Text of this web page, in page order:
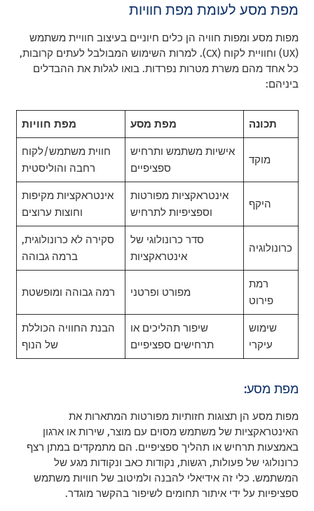
מפת מסע לעומת מפת חוויות
מפות מסע ומפות חוויה הן כלים חיוניים בעיצוב חוויית משתמש
(UX) וחוויית לקוח (CX). למרות השימוש המבולבל לעתים קרובות,
כל אחד מהם משרת מטרות נפרדות. בואו לגלות את ההבדלים
ביניהם:
תכונה מפת מסע מפת חוויות
מוקד
אישיות משתמש ותרחיש
ספציפיים
חווית משתמש/לקוח
רחבה והוליסטית
היקף
אינטראקציות מפורטות
וספציפיות לתרחיש
אינטראקציות מקיפות
וחוצות ערוצים
כרונולוגיה
סדר כרונולוגי של
אינטראקציות
סקירה לא כרונולוגית,
ברמה גבוהה
רמת
פירוט
מפורט ופרטני רמה גבוהה ומופשטת
שימוש
עיקרי
שיפור תהליכים או
תרחישים ספציפיים
הבנת החוויה הכוללת
של הנוף
מפת מסע:
מפות מסע הן תצוגות חזותיות מפורטות המתארות את
האינטראקציות של משתמש מסוים עם מוצר, שירות או ארגון
באמצעות תרחיש או תהליך ספציפיים. הם מתמקדים במתן רצף
כרונולוגי של פעולות, רגשות, נקודות כאב ונקודות מגע של
המשתמש. כלי זה אידיאלי להבנה ולמיטוב של חוויות משתמש
ספציפיות על ידי איתור תחומים לשיפור בהקשר מוגדר.